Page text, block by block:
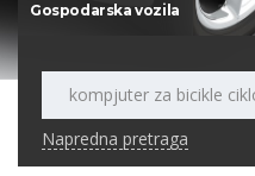
Gospodarska vozila
Napredna pretraga